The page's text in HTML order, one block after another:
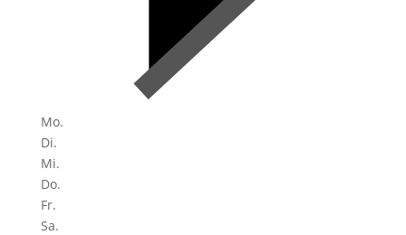
Mo.
Di.
Mi.
Do.
Fr.
Sa.